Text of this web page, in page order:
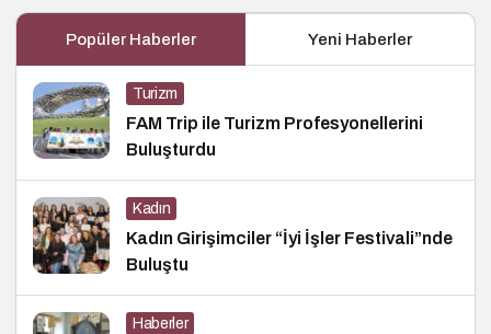
Popüler Haberler Yeni Haberler
Turizm
FAM Trip ile Turizm Profesyonellerini
Buluşturdu
Kadın
Kadın Girişimciler “İyi İşler Festivali”nde
Buluştu
Haberler